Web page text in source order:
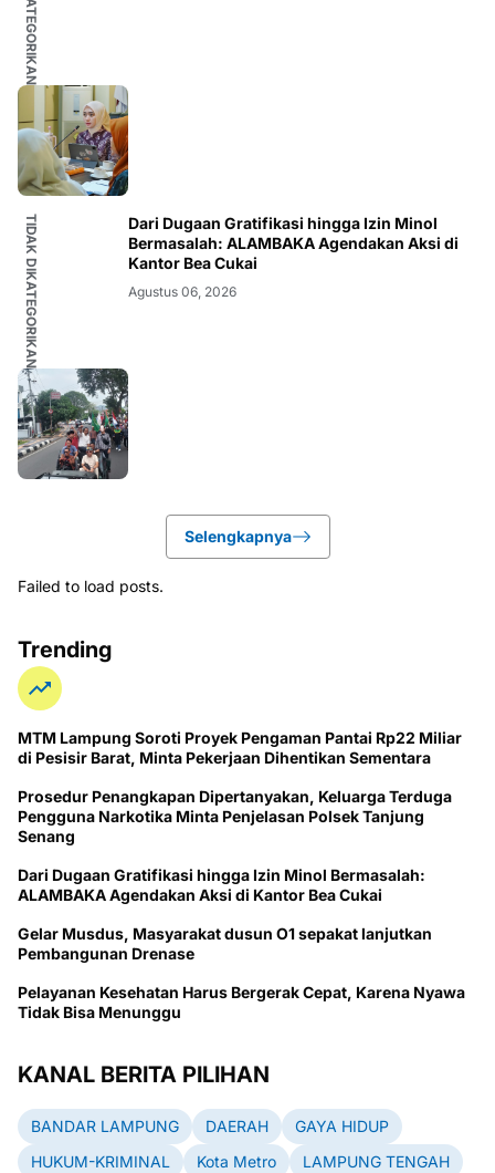
TIDAK DIKATEGORIKAN
Dari Dugaan Gratifikasi hingga Izin Minol
Bermasalah: ALAMBAKA Agendakan Aksi di
Kantor Bea Cukai
Agustus 06, 2026
Selengkapnya
Failed to load posts.
Trending
MTM Lampung Soroti Proyek Pengaman Pantai Rp22 Miliar
di Pesisir Barat, Minta Pekerjaan Dihentikan Sementara
Prosedur Penangkapan Dipertanyakan, Keluarga Terduga
Pengguna Narkotika Minta Penjelasan Polsek Tanjung
Senang
Dari Dugaan Gratifikasi hingga Izin Minol Bermasalah:
ALAMBAKA Agendakan Aksi di Kantor Bea Cukai
Gelar Musdus, Masyarakat dusun O1 sepakat lanjutkan
Pembangunan Drenase
Pelayanan Kesehatan Harus Bergerak Cepat, Karena Nyawa
Tidak Bisa Menunggu
KANAL BERITA PILIHAN
BANDAR LAMPUNG DAERAH
GAYA HIDUP
HUKUM-KRIMINAL
Kota Metro
LAMPUNG TENGAH